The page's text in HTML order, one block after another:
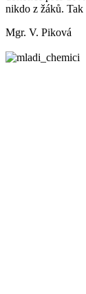
nikdo z žáků.
Mgr. V. Piková